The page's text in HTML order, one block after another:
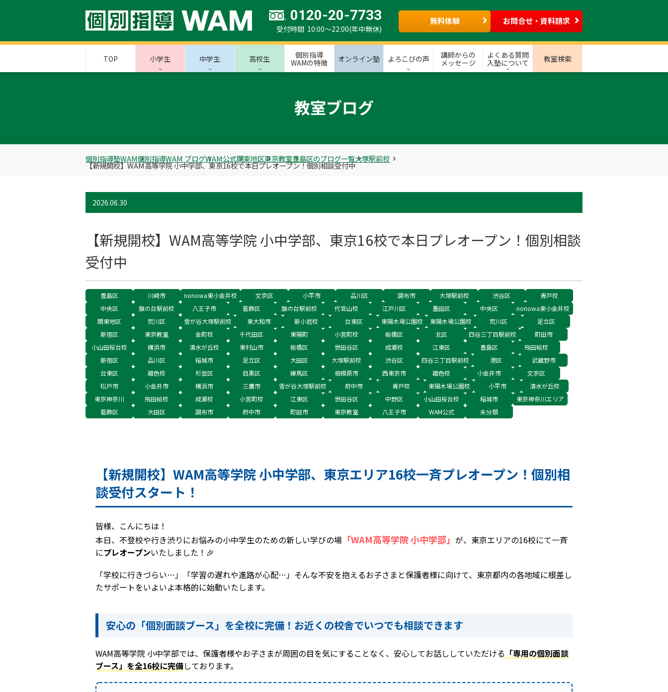
0120-20-7733
受付時間 10:00～22:00(年中無休)
無料体験 お問合せ・資料請求
TOP 小学生 中学生 高校生
個別指導
WAMの特徴
オンライン塾 よろこびの声
講師からの
メッセージ
よくある質問
入塾について
教室検索
教室ブログ
個別指導塾WAM個別指導WAM ブログWAM公式関東地区東京教室豊島区のブログ一覧大塚駅前校
【新規開校】WAM高等学院 小中学部、東京16校で本日プレオープン！個別相談受付中
2026.06.30
【新規開校】WAM高等学院 小中学部、東京16校で本日プレオープン！個別相談
受付中
豊島区 川崎市 nonowa東小金井校 文京区 小平市 品川区 調布市 大塚駅前校 渋谷区
青戸校
中央区
旗の台駅前校 八王子市 葛飾区 旗の台駅前校 代官山校 江戸川区 墨田区 中央区
nonowa東小金井校
関東地区
荒川区 雪が谷大塚駅前校 東大和市 新小岩校 台東区 東陽木場公園校 東陽木場公園校 荒川区
足立区
新宿区
東京教室 金町校 千代田区 東陽町 小宮町校 板橋区 北区 四谷三丁目駅前校
町田市
小山田桜台校
横浜市 清水が丘校 東村山市 板橋区 世田谷区 成瀬校 江東区 豊島区
飛田給校
新宿区
品川区 稲城市 足立区 大田区 大塚駅前校 渋谷区 四谷三丁目駅前校 港区
武蔵野市
台東区
雑色校 杉並区 目黒区 練馬区 相模原市 西東京市 雑色校 小金井市
文京区
松戸市
小金井市 横浜市 三鷹市 雪が谷大塚駅前校 府中市 青戸校 東陽木場公園校 小平市
清水が丘校
東京神奈川
飛田給校 成瀬校 小宮町校 江東区 世田谷区 中野区 小山田桜台校 稲城市
東京神奈川エリア
葛飾区
大田区 調布市 府中市 町田市 東京教室 八王子市 WAM公式 未分類
【新規開校】WAM高等学院 小中学部、東京エリア16校一斉プレオープン！個別相
談受付スタート！
皆様、こんにちは！
本日、不登校や行き渋りにお悩みの小中学生のための新しい学びの場 「WAM高等学院 小中学部」 が、東京エリアの16校にて一斉
にプレオープンいたしました！🎉
「学校に行きづらい…」「学習の遅れや進路が心配…」そんな不安を抱えるお子さまと保護者様に向けて、東京都内の各地域に根差し
たサポートをいよいよ本格的に始動いたします。
安心の「個別面談ブース」を全校に完備！お近くの校舎でいつでも相談できます
WAM高等学院 小中学部では、保護者様やお子さまが周囲の目を気にすることなく、安心してお話ししていただける「専用の個別面談
ブース」を全16校に完備しております。